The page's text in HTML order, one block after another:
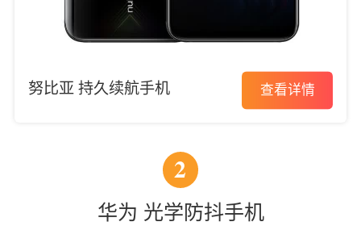
努比亚 持久续航手机 查看详情
2
华为 光学防抖手机